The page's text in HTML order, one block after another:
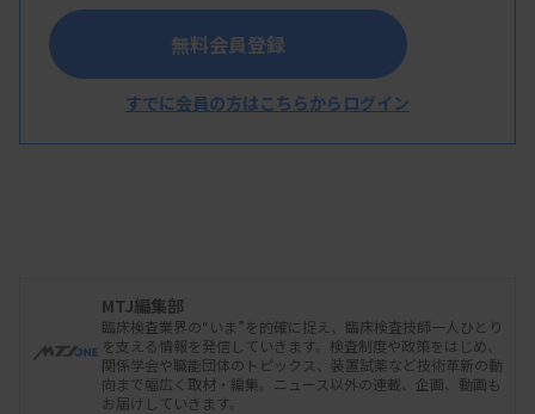
基幹定点医療機関（全国約500カ所）の届け出に
基づく期間中の入院患者は1790人で、前週から減
無料会員登録
すでに会員の方はこちらからログイン
MTJ編集部
臨床検査業界の“いま”を的確に捉え、臨床検査技師一人ひとり
を支える情報を発信していきます。検査制度や政策をはじめ、
関係学会や職能団体のトピックス、装置試薬など技術革新の動
向まで幅広く取材・編集。ニュース以外の連載、企画、動画も
お届けしていきます。